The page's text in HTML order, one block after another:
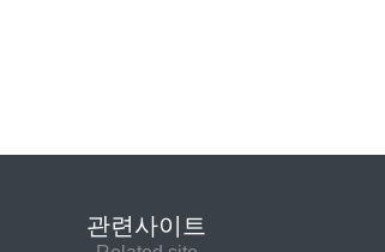
관련사이트